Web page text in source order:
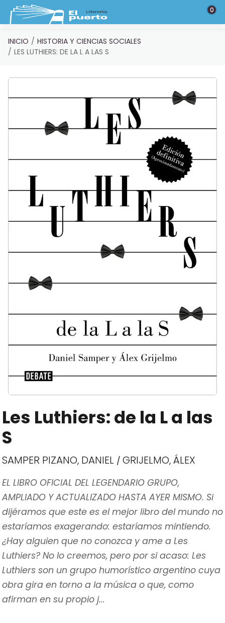
Saltar al contenido principal 0
INICIO
HISTORIA Y CIENCIAS SOCIALES
LES LUTHIERS: DE LA L A LAS S
Les Luthiers: de la L a las
S
SAMPER PIZANO, DANIEL / GRIJELMO, ÁLEX
EL LIBRO OFICIAL DEL LEGENDARIO GRUPO,
AMPLIADO Y ACTUALIZADO HASTA AYER MISMO. Si
dijéramos que este es el mejor libro del mundo no
estaríamos exagerando: estaríamos mintiendo.
¿Hay alguien que no conozca y ame a Les
Luthiers? No lo creemos, pero por si acaso: Les
Luthiers son un grupo humorístico argentino cuya
obra gira en torno a la música o que, como
afirman en su propio j...